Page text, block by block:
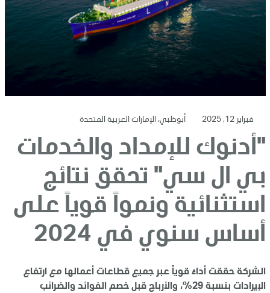
فبراير 12, 2025 أبوظبي، الإمارات العربية المتحدة
"أدنوك للإمداد والخدمات
بي ال سي" تحقق نتائج
استثنائية ونمواً قوياً على
أساس سنوي في 2024
الشركة حققت أداءً قوياً عبر جميع قطاعات أعمالها مع ارتفاع
الإيرادات بنسبة 29%، والأرباح قبل خصم الفوائد والضرائب